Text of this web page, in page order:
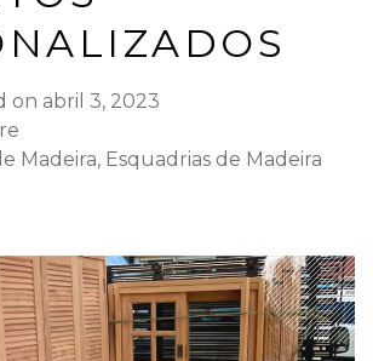
on abril 3, 2023
Madeira⁠, Esquadrias de Madeira